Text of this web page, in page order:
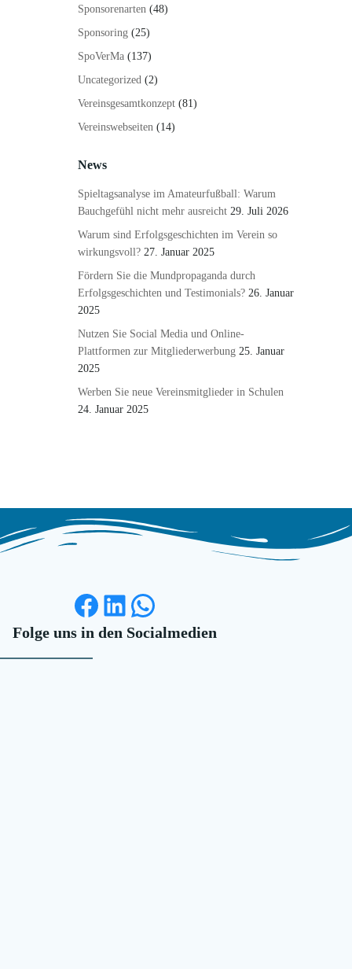
Sponsorenarten (48)
Sponsoring (25)
SpoVerMa (137)
Uncategorized (2)
Vereinsgesamtkonzept (81)
Vereinswebseiten (14)
News
Spieltagsanalyse im Amateurfußball: Warum
Bauchgefühl nicht mehr ausreicht 29. Juli 2026
Warum sind Erfolgsgeschichten im Verein so
wirkungsvoll? 27. Januar 2025
Fördern Sie die Mundpropaganda durch
Erfolgsgeschichten und Testimonials? 26. Januar
2025
Nutzen Sie Social Media und Online-
Plattformen zur Mitgliederwerbung 25. Januar
2025
Werben Sie neue Vereinsmitglieder in Schulen
24. Januar 2025
Facebook
LinkedIn
WhatsApp
Folge uns in den Socialmedien